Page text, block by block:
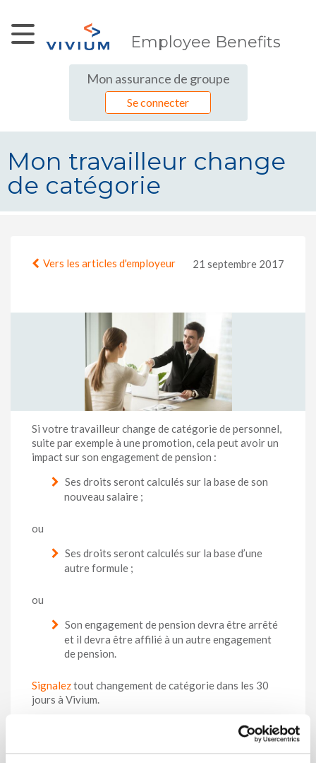
Employee Benefits
Mon assurance de groupe
Se connecter
Mon travailleur change
de catégorie
Vers les articles d'employeur 21 septembre 2017
Si votre travailleur change de catégorie de personnel,
suite par exemple à une promotion, cela peut avoir un
impact sur son engagement de pension :
Ses droits seront calculés sur la base de son
nouveau salaire ;
ou
Ses droits seront calculés sur la base d’une
autre formule ;
ou
Son engagement de pension devra être arrêté
et il devra être affilié à un autre engagement
de pension.
Signaleztout changement de catégorie dans les 30
jours à Vivium.
Si le travailleur doit être affilié à un autre engagement
de pension, il devra faire un choix concernant ses
réserves constituées dans son ancien engagement de